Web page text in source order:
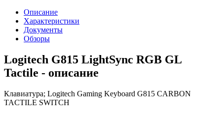
Описание
Характеристики
Документы
Обзоры
Logitech G815 LightSync RGB GL
Tactile - описание
Клавиатура; Logitech Gaming Keyboard G815 CARBON
TACTILE SWITCH